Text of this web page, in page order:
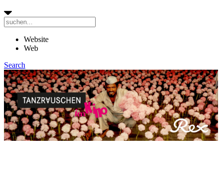
Website
Web
Search